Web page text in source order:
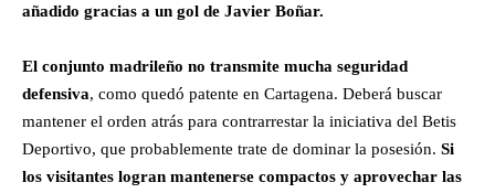
añadido gracias a un gol de Javier Boñar.
El conjunto madrileño no transmite mucha seguridad
defensiva, como quedó patente en Cartagena. Deberá buscar
mantener el orden atrás para contrarrestar la iniciativa del Betis
Deportivo, que probablemente trate de dominar la posesión. Si
los visitantes logran mantenerse compactos y aprovechar las